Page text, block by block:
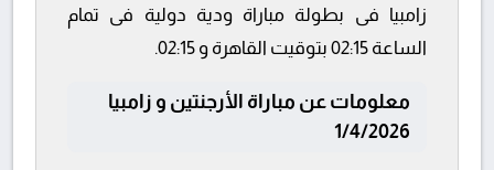
زامبيا فى بطولة مباراة ودية دولية فى تمام
الساعة 02:15 بتوقيت القاهرة و 02:15.
معلومات عن مباراة الأرجنتين و زامبيا
1/4/2026